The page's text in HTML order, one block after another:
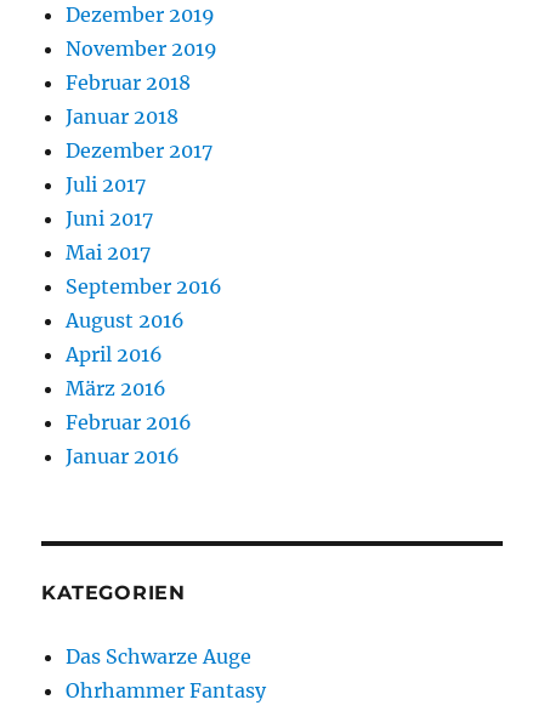
Dezember 2019
November 2019
Februar 2018
Januar 2018
Dezember 2017
Juli 2017
Juni 2017
Mai 2017
September 2016
August 2016
April 2016
März 2016
Februar 2016
Januar 2016
KATEGORIEN
Das Schwarze Auge
Ohrhammer Fantasy